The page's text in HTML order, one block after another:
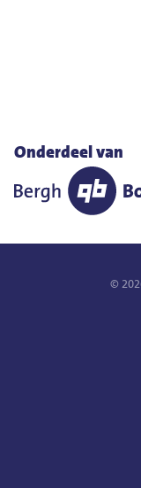
©
Onderdeel van